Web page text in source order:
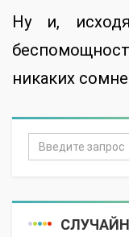
Ну и,
никаких